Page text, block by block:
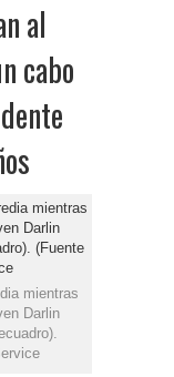
al
cabo
mientras
Darlin